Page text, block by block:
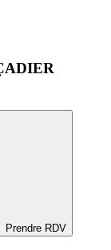
Prendre RDV